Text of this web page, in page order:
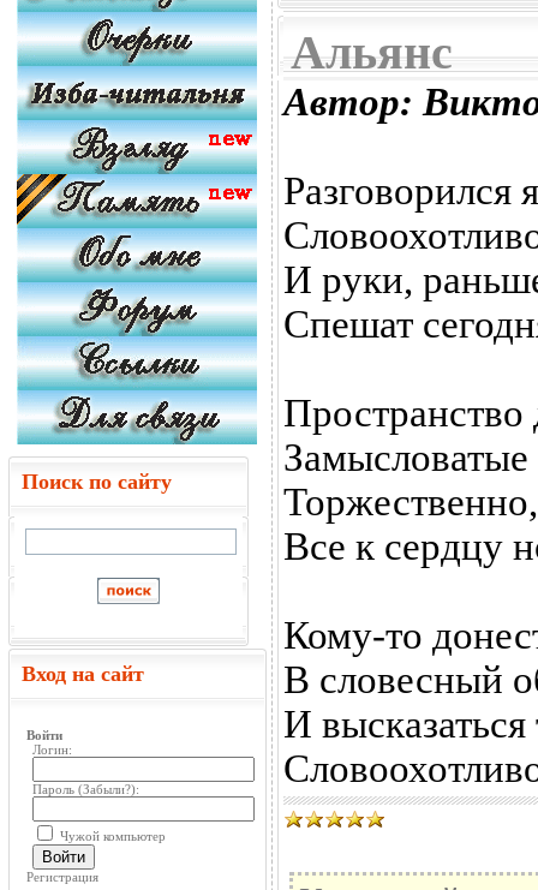
Поиск по сайту
Вход на сайт
Войти
Логин:
Пароль (Забыли?):
Чужой компьютер
Войти
Регистрация
Альянс
Автор:
Разговорился
И руки,
Спешат
Пространство
Все к сердцу
Кому-то
В словесный
И высказаться